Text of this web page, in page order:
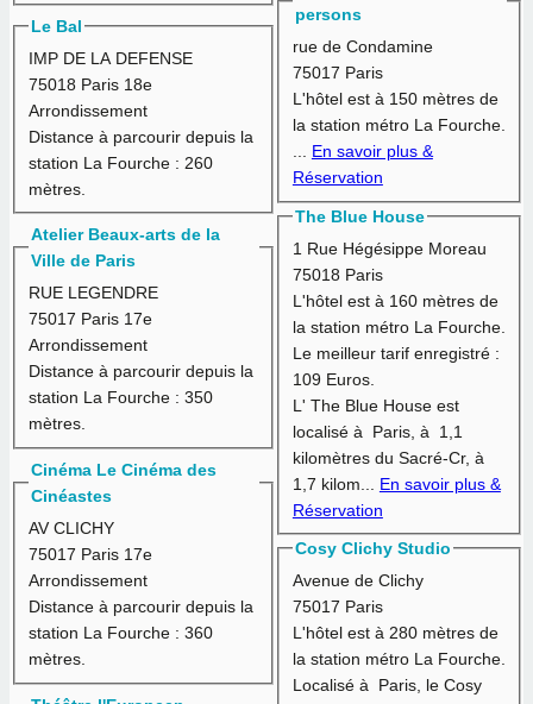
Le Bal
IMP DE LA DEFENSE
75018 Paris 18e
Arrondissement
Distance à parcourir depuis la
station La Fourche : 260
mètres.
Atelier Beaux-arts de la
Ville de Paris
RUE LEGENDRE
75017 Paris 17e
Arrondissement
Distance à parcourir depuis la
station La Fourche : 350
mètres.
Cinéma Le Cinéma des
Cinéastes
AV CLICHY
75017 Paris 17e
Arrondissement
Distance à parcourir depuis la
station La Fourche : 360
mètres.
persons
rue de Condamine
75017 Paris
L'hôtel est à 150 mètresde
la station métro La Fourche.
En savoir plus &
Réservation
The Blue House
1 Rue Hégésippe Moreau
75018 Paris
L'hôtel est à 160 mètresde
la station métro La Fourche.
Le meilleur tarif enregistré :
109 Euros.
L' The Blue House est
localisé à Paris, à 1,1
kilomètres du Sacré-Cr, à
1,7 kilom... En savoir plus &
Réservation
Cosy Clichy Studio
Avenue de Clichy
75017 Paris
L'hôtel est à 280 mètresde
la station métro La Fourche.
Localisé à Paris, le Cosy